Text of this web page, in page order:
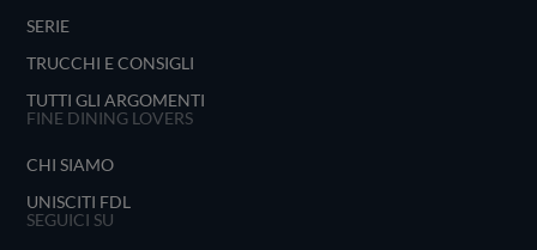
SERIE
TRUCCHI E CONSIGLI
TUTTI GLI ARGOMENTI
FINE DINING LOVERS
CHI SIAMO
UNISCITI FDL
SEGUICI SU